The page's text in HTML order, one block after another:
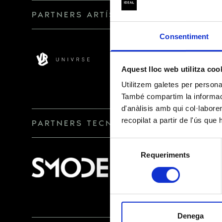
Consentiment
Aquest lloc web utilitza
Utilitzem galetes per
També compartim la
d'anàlisis amb qui
recopilat a partir de l'ús que
consentiment
Requeriments
Denega
PARTNERS ARTÍSTICS
PARTNERS TECNOLÒGICS
(Reglament (UE)
RESPONSABLE DEL
FINALITAT
DESTINATARIS